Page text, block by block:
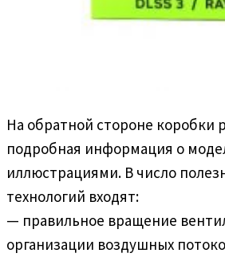
На обратной стороне коробки
подробная информация о
иллюстрациями. В число
технологий входят:
— правильное вращение
организации воздушных